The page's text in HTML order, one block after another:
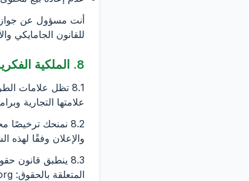
للقانون الجامايكي
8. الملكية الفكرية
علامتها التجارية
8.2 نمنحك
والإعلان وفقًا لهذه
8.3 ينطبق قانون
المتعلقة بالحقوق: